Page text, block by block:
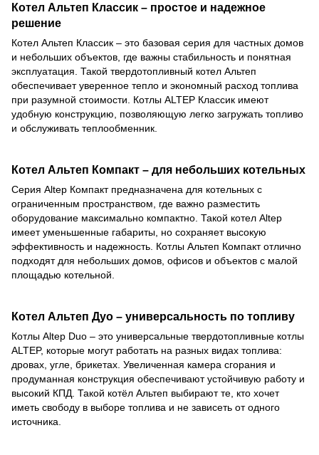
Котел Альтеп Классик – простое и надежное
решение
Котел Альтеп Классик – это базовая серия для частных домов
и небольших объектов, где важны стабильность и понятная
эксплуатация. Такой твердотопливный котел Альтеп
обеспечивает уверенное тепло и экономный расход топлива
при разумной стоимости. Котлы ALTEP Классик имеют
удобную конструкцию, позволяющую легко загружать топливо
и обслуживать теплообменник.
Котел Альтеп Компакт – для небольших котельных
Серия Altep Компакт предназначена для котельных с
ограниченным пространством, где важно разместить
оборудование максимально компактно. Такой котел Altep
имеет уменьшенные габариты, но сохраняет высокую
эффективность и надежность. Котлы Альтеп Компакт отлично
подходят для небольших домов, офисов и объектов с малой
площадью котельной.
Котел Альтеп Дуо – универсальность по топливу
Котлы Altep Duo – это универсальные твердотопливные котлы
ALTEP, которые могут работать на разных видах топлива:
дровах, угле, брикетах. Увеличенная камера сгорания и
продуманная конструкция обеспечивают устойчивую работу и
высокий КПД. Такой котёл Альтеп выбирают те, кто хочет
иметь свободу в выборе топлива и не зависеть от одного
источника.